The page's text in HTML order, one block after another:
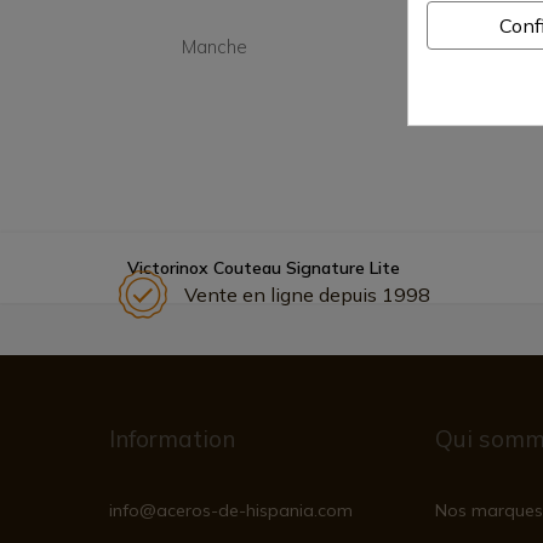
Manche
Victorinox Couteau Signature Lite
Vente en ligne depuis 1998
Information
info@aceros-de-hispania.com
Qui
Nos marques